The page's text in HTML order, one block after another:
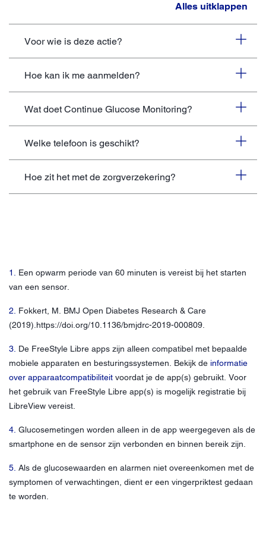
Alles uitklappen
Voor wie is deze actie?
Hoe kan ik me aanmelden?
Wat doet Continue Glucose Monitoring?
Welke telefoon is geschikt?
Hoe zit het met de zorgverzekering?
1. Een opwarm periode van 60 minuten is vereist bij het starten
van een sensor.
2. Fokkert, M. BMJ Open Diabetes Research & Care
(2019).https://doi.org/10.1136/bmjdrc-2019-000809.
3. De FreeStyle Libre apps zijn alleen compatibel met bepaalde
mobiele apparaten en besturingssystemen. Bekijk de informatie
over apparaatcompatibiliteit voordat je de app(s) gebruikt. Voor
het gebruik van FreeStyle Libre app(s) is mogelijk registratie bij
LibreView vereist.
4. Glucosemetingen worden alleen in de app weergegeven als de
smartphone en de sensor zijn verbonden en binnen bereik zijn.
5. Als de glucosewaarden en alarmen niet overeenkomen met de
symptomen of verwachtingen, dient er een vingerpriktest gedaan
te worden.